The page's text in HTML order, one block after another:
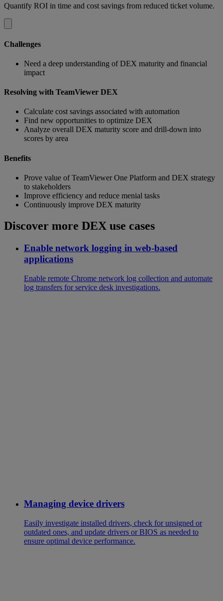
Quantify ROI in time and cost savings from reduced ticket volume.
Challenges
Need a deep understanding of DEX maturity and financial
impact
Resolving with TeamViewer DEX
Calculate cost savings associated with automation
Find new opportunities to optimize DEX
Analyze overall DEX maturity score and drill-down into
scores by area
Benefits
Prove value of TeamViewer One Platform and DEX strategy
to stakeholders
Improve efficiency and reduce menial tasks
Continuously improve DEX maturity
Discover more DEX use cases
Enable network logging in web-based
applications
Enable remote Chrome network log collection and automate
log transfers for service desk investigations.
Managing device drivers
Easily investigate installed drivers, check for unsigned or
outdated ones, and update drivers or BIOS as needed to
ensure optimal device performance.